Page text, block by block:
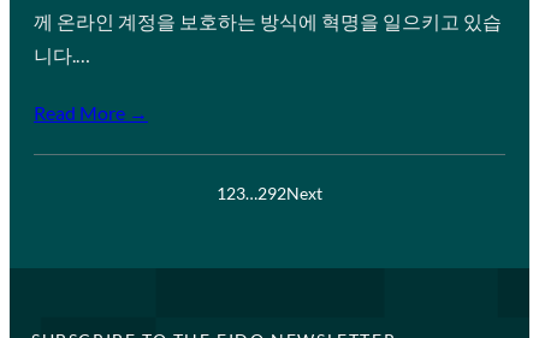
께 온라인 계정을 보호하는 방식에 혁명을 일으키고 있습
니다.…
Read More →
123…292Next